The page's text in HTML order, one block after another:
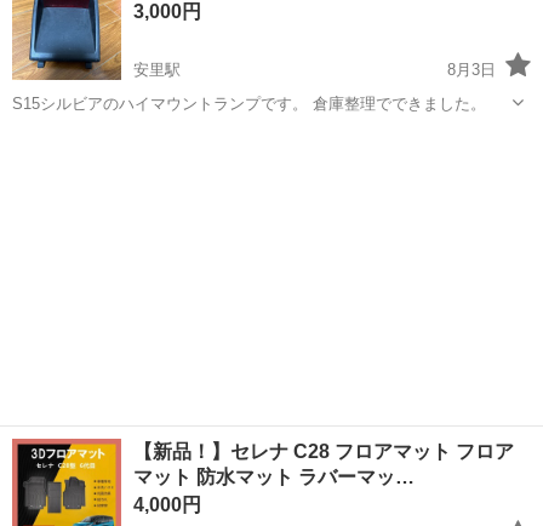
車専...
3,000円
安里駅
8月3日
S15シルビアのハイマウントランプです。 倉庫整理でできました。
【新品！】セレナ C28 フロアマット フロア
マット 防水マット ラバーマッ…
4,000円